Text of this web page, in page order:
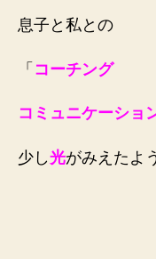
息子と私との
「 コーチング
コミュニケーショ
少し光がみえたよ